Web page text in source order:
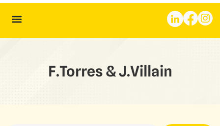
F.Torres & J.Villain